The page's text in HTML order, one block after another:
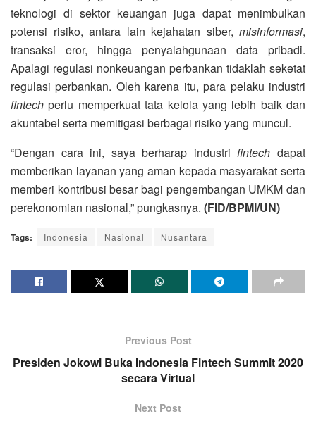
teknologi di sektor keuangan juga dapat menimbulkan
potensi risiko, antara lain kejahatan siber, misinformasi,
transaksi eror, hingga penyalahgunaan data pribadi.
Apalagi regulasi nonkeuangan perbankan tidaklah seketat
regulasi perbankan. Oleh karena itu, para pelaku industri
fintech perlu memperkuat tata kelola yang lebih baik dan
akuntabel serta memitigasi berbagai risiko yang muncul.
“Dengan cara ini, saya berharap industrifintech dapat
memberikan layanan yang aman kepada masyarakat serta
memberi kontribusi besar bagi pengembangan UMKM dan
perekonomian nasional,” pungkasnya. (FID/BPMI/UN)
Tags: Indonesia Nasional Nusantara
Previous Post
Presiden Jokowi Buka Indonesia Fintech Summit 2020
secara Virtual
Next Post